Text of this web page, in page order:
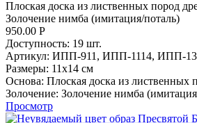
Плоская доска из лиственных пород
Золочение нимба (имитация/поталь)
950.00 Р
Доступность: 19 шт.
Артикул: ИПП-911, ИПП-1114, ИПП-
Размеры: 11х14 см
Основа: Плоская доска из лиственных
Золочение: Золочение нимба
Просмотр